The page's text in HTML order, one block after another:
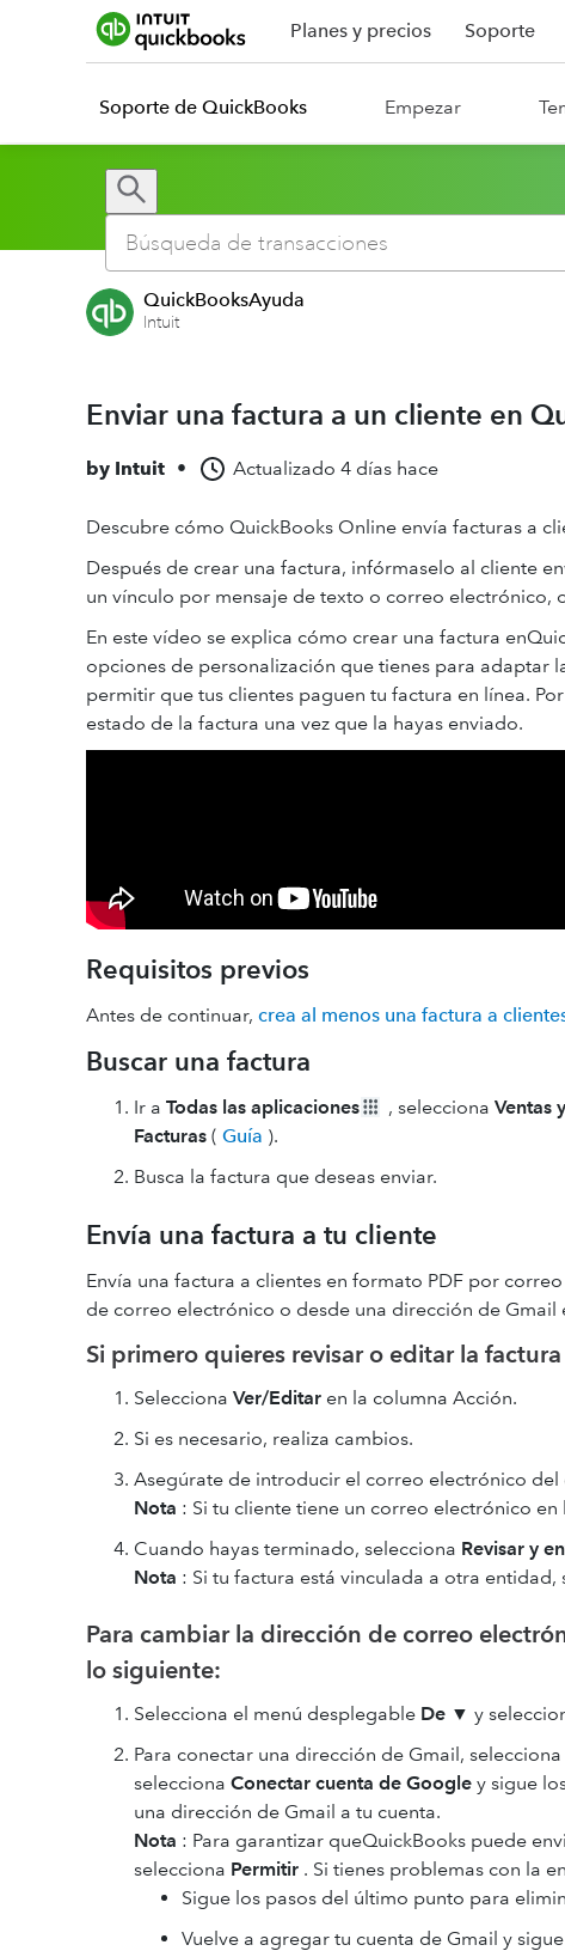
Planes y precios Soporte
Soporte de QuickBooks Empezar
QuickBooksAyuda
Intuit
Enviar una factura a un cliente en
by Intuit • Actualizado 4 días hace
Descubre cómo QuickBooks Online envía facturas a
Después de crear una factura, infórmaselo al cliente
un vínculo por mensaje de texto o correo electrónico,
En este vídeo se explica cómo crear una factura
opciones de personalización que tienes para adaptar
permitir que tus clientes paguen tu factura en línea.
estado de la factura una vez que la hayas enviado.
Requisitos previos
Antes de continuar, crea al menos una factura a
Buscar una factura
Ir a Todas las aplicaciones , selecciona Ventas
Facturas ( Guía ).
Busca la factura que deseas enviar.
Envía una factura a tu cliente
Envía una factura a clientes en formato PDF por
de correo electrónico o desde una dirección de Gmail
Si primero quieres revisar o editar la
Selecciona Ver/Editar en la columna Acción.
Si es necesario, realiza cambios.
Asegúrate de introducir el correo electrónico del
Nota : Si tu cliente tiene un correo electrónico
Cuando hayas terminado, selecciona Revisar y
Nota : Si tu factura está vinculada a otra entidad,
Para cambiar la dirección de correo
lo siguiente:
Selecciona el menú desplegable De ▼ y
Para conectar una dirección de Gmail, selecciona
selecciona Conectar cuenta de Google y sigue
una dirección de Gmail a tu cuenta.
Nota : Para garantizar queQuickBooks puede
selecciona Permitir . Si tienes problemas con la
Sigue los pasos del último punto para
Vuelve a agregar tu cuenta de Gmail y